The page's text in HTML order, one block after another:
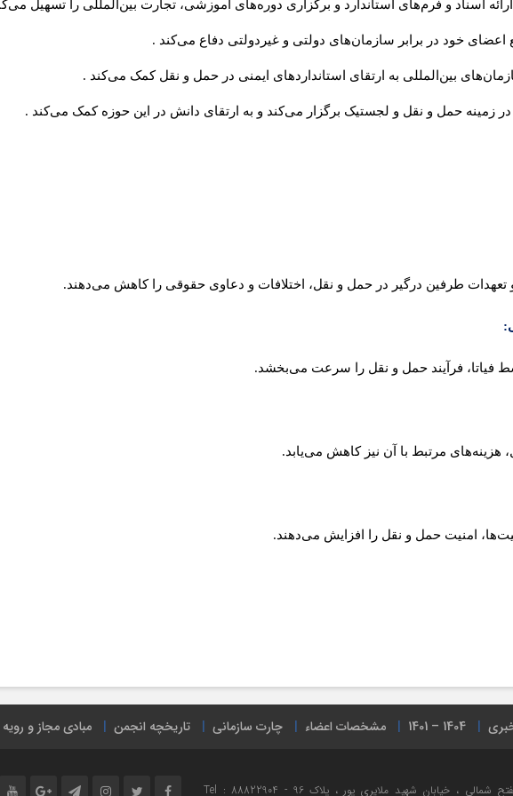
ارائه اسناد و فرم‌های استاندارد و برگزاری دوره‌های آموزشی، تجارت بین‌المللی را تسهیل
اعضای خود در برابر سازمان‌های دولتی و غیردولتی دفاع می‌کند .
بین‌المللی به ارتقای استانداردهای ایمنی در حمل و نقل کمک می‌کند .
زمینه حمل و نقل و لجستیک برگزار می‌کند و به ارتقای دانش در این حوزه کمک می‌کند .
و تعهدات طرفین درگیر در حمل و نقل، اختلافات و دعاوی حقوقی را کاهش می‌دهند.
:
فیاتا، فرآیند حمل و نقل را سرعت می‌بخشد.
هزینه‌های مرتبط با آن نیز کاهش می‌یابد.
امنیت حمل و نقل را افزایش می‌دهند.
1404 – 1401 مشخصات اعضاء چارت سازمانی تاریخچه انجمن مبادی مجاز و
نشانی : تهران ، میدان هفت تیر ، خیابان مفتح شمالی ، خیابان شهید ملایری پور ، پلاک 96 Tel : 88822904 -